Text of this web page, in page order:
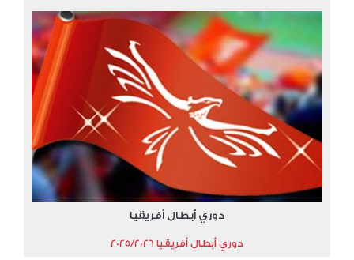
دوري أبطال أفريقيا
دوري أبطال أفريقيا 2025/2026